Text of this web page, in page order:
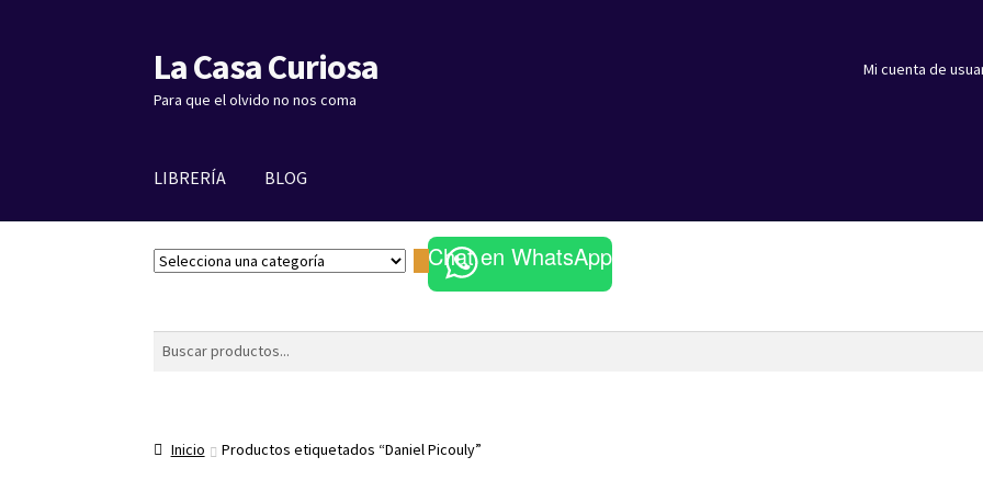
Ir
a
la
Ir
al
contenido
La Casa Curiosa
Para que el olvido no nos coma
Mi cuenta de
LIBRERÍA BLOG
S
e
n
Chat en WhatsApp
Buscar
Inicio Productos etiquetados “Daniel Picouly”